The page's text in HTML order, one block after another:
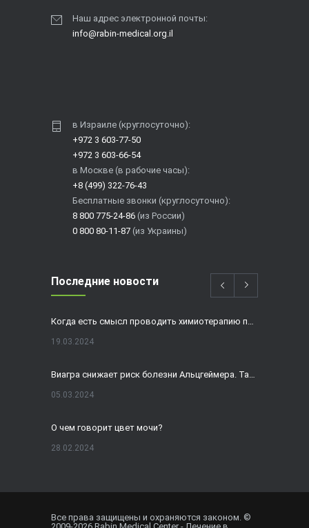
Наш адрес электронной почты:
info@rabin-medical.org.il
в Израиле (круглосуточно):
+972 3 603-77-50
+972 3 603-66-54
в Москве (в рабочие часы):
+8 (499) 322-76-43
Бесплатные звонки (круглосуточно):
8 800 775-24-86 (из России)
0 800 80-11-87 (из Украины)
Последние новости
19.03.2024
05.03.2024
О чем говорит цвет мочи?
28.02.2024
Все права защищены и охраняются законом. ©